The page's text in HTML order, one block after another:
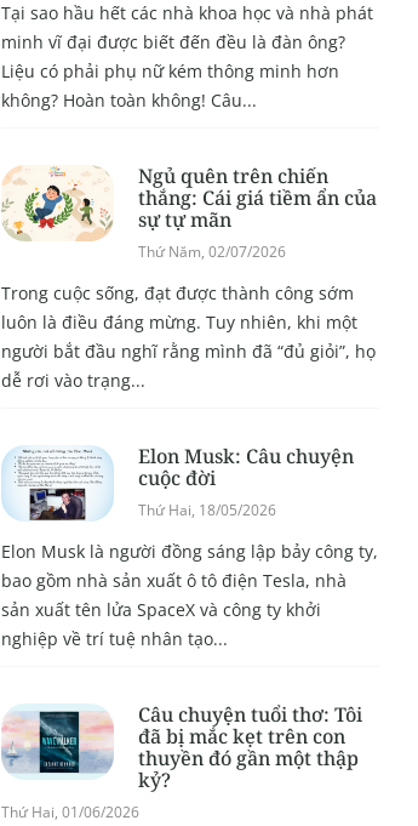
Tại sao hầu hết các nhà khoa học và nhà phát
minh vĩ đại được biết đến đều là đàn ông?
Liệu có phải phụ nữ kém thông minh hơn
không? Hoàn toàn không! Câu...
Ngủ quên trên chiến
thắng: Cái giá tiềm ẩn của
sự tự mãn
Thứ Năm, 02/07/2026
Trong cuộc sống, đạt được thành công sớm
luôn là điều đáng mừng. Tuy nhiên, khi một
người bắt đầu nghĩ rằng mình đã “đủ giỏi”, họ
dễ rơi vào trạng...
Elon Musk: Câu chuyện
cuộc đời
Thứ Hai, 18/05/2026
Elon Musk là người đồng sáng lập bảy công ty,
bao gồm nhà sản xuất ô tô điện Tesla, nhà
sản xuất tên lửa SpaceX và công ty khởi
nghiệp về trí tuệ nhân tạo...
Câu chuyện tuổi thơ: Tôi
đã bị mắc kẹt trên con
thuyền đó gần một thập
kỷ?
Thứ Hai, 01/06/2026